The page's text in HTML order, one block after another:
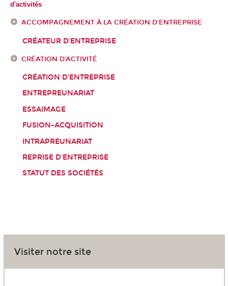
d'activités
ACCOMPAGNEMENT À LA CRÉATION D'ENTREPRISE
CRÉATEUR D'ENTREPRISE
CRÉATION D'ACTIVITÉ
CRÉATION D'ENTREPRISE
ENTREPREUNARIAT
ESSAIMAGE
FUSION-ACQUISITION
INTRAPREUNARIAT
REPRISE D'ENTREPRISE
STATUT DES SOCIÉTÉS
Visiter notre site